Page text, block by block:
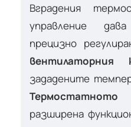
Вградения
управление
прецизно
вентилаторния
зададените
Термостатното
разширена